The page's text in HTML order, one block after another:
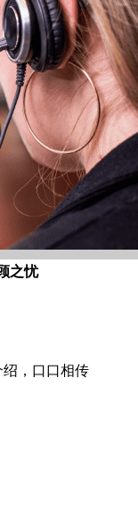
之忧
绍，口口相传